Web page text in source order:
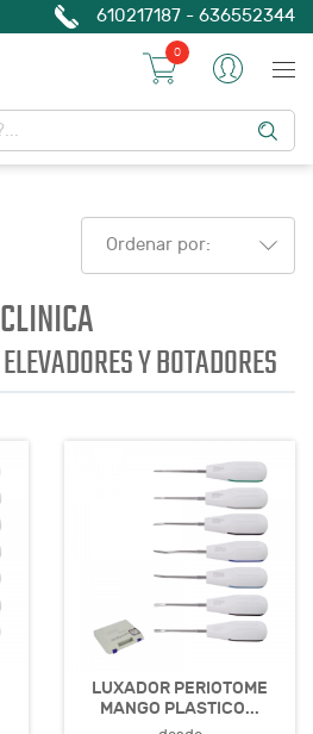
610217187 - 636552344
0
Ordenar por:
CLINICA
ELEVADORES Y BOTADORES
LUXADOR PERIOTOME
MANGO PLASTICO...